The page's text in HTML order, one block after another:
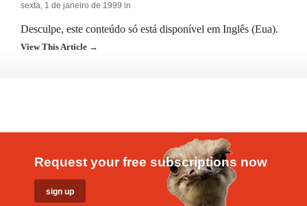
sexta, 1 de janeiro de 1999 in
Desculpe, este conteúdo só está disponível em Inglês (Eua).
View This Article →
Request your free subscriptions now